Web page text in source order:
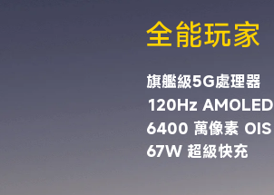
全能玩家
旗艦級5G處理器
120Hz
6400 萬像素 OIS
67W 超級快充